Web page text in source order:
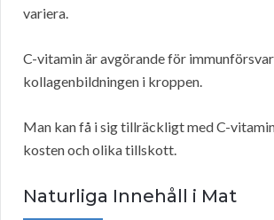
variera.
C-vitamin är avgörande för
kollagenbildningen i kroppen.
Man kan få i sig tillräckligt med C-
kosten och olika tillskott.
Naturliga Innehåll i Mat